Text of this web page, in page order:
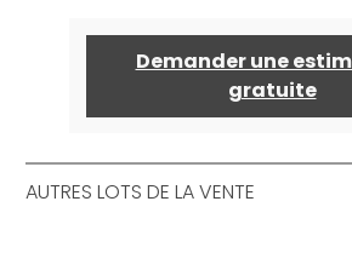
Demander une
gratuite
AUTRES LOTS DE LA VENTE